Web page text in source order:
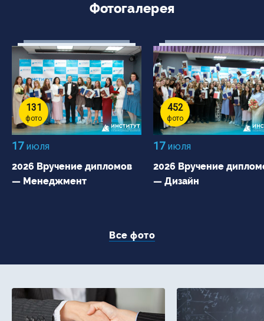
Фотогалерея
131
фото
17июля
2026 Вручение дипломов
— Менеджмент
452
фото
17июля
2026 Вручение
— Дизайн
Все фото